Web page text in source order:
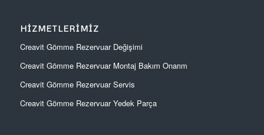
HIZMETLERIMIZ
Creavit Gömme Rezervuar Değişimi
Creavit Gömme Rezervuar Montaj Bakım Onarım
Creavit Gömme Rezervuar Servis
Creavit Gömme Rezervuar Yedek Parça